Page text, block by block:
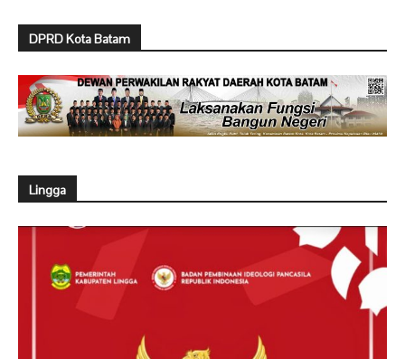
DPRD Kota Batam
Lingga